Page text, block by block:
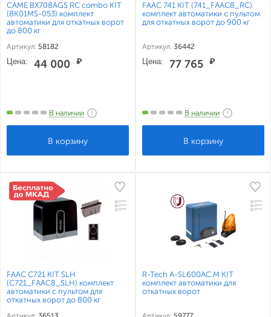
CAME BX708AGS RC combo KIT
(8K01MS-053) комплект
автоматики для откатных ворот
до 800 кг
Артикул: 58182
Цена: 44 000 ₽
В наличии
FAAC 741 KIT (741_FAAC8_RC)
комплект автоматики с пультом
для откатных ворот до 900 кг
Артикул: 36442
Цена: 77 765 ₽
В наличии
FAAC С721 KIT SLH
(С721_FAAC8_SLH) комплект
автоматики с пультом для
откатных ворот до 800 кг
R-Tech A-SL600AC.M KIT
комплект автоматики для
откатных ворот